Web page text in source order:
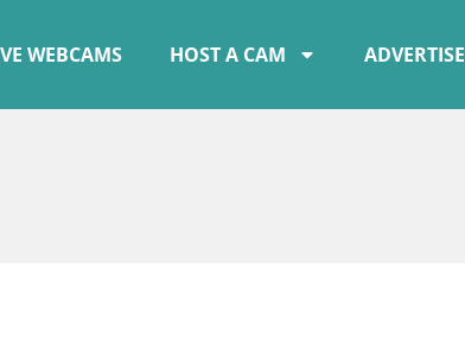
WEBCAMS HOST A CAM ADVERTISE